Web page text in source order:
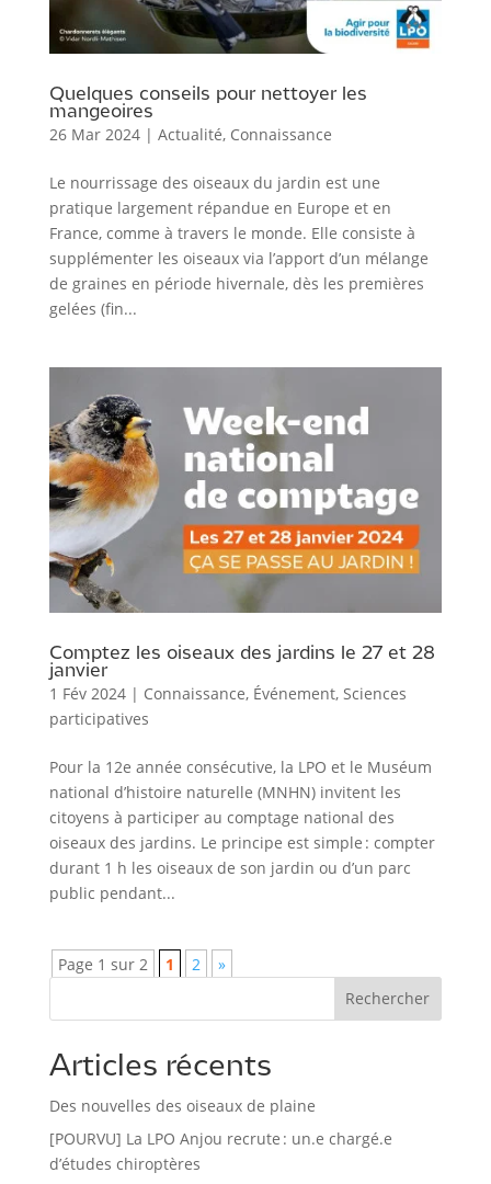
Quelques conseils pour nettoyer les
mangeoires
26 Mar 2024| Actualité, Connaissance
Le nourrissage des oiseaux du jardin est une
pratique largement répandue en Europe et en
France, comme à travers le monde. Elle consiste à
supplémenter les oiseaux via l’apport d’un mélange
de graines en période hivernale, dès les premières
gelées (fin...
Comptez les oiseaux des jardins le 27 et 28
janvier
1 Fév 2024| Connaissance, Événement, Sciences
participatives
Pour la 12e année consécutive, la LPO et le Muséum
national d’histoire naturelle (MNHN) invitent les
citoyens à participer au comptage national des
oiseaux des jardins. Le principe est simple : compter
durant 1 h les oiseaux de son jardin ou d’un parc
public pendant...
Page 1 sur 2 1 2
»
Rechercher
Articles récents
Des nouvelles des oiseaux de plaine
[POURVU] La LPO Anjou recrute : un.e chargé.e
d’études chiroptères